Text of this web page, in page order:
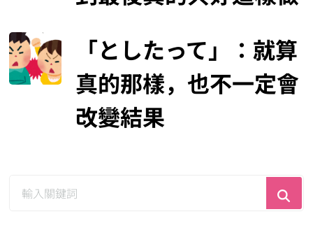
「としたって」：就算
真的那樣，也不一定會
改變結果